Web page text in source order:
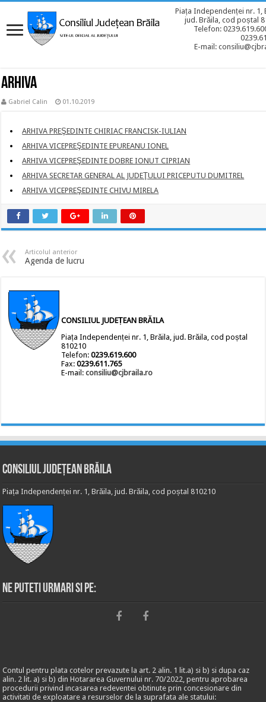
Piața Independenței nr. 1,
jud. Brăila, cod poștal
Telefon:
E-mail:
ARHIVA
Gabriel Calin 01.10.2019
ARHIVA PREŞEDINTE CHIRIAC FRANCISK-IULIAN
ARHIVA VICEPREŞEDINTE EPUREANU IONEL
ARHIVA VICEPREŞEDINTE DOBRE IONUT CIPRIAN
ARHIVA SECRETAR GENERAL AL JUDEŢULUI PRICEPUTU DUMITREL
ARHIVA VICEPREŞEDINTE CHIVU MIRELA
Articolul anterior
Agenda de lucru
CONSILIUL JUDEȚEAN BRĂILA
Piața Independenței nr. 1, Brăila, jud. Brăila, cod poștal
810210
Telefon:0239.619.600
Fax:0239.611.765
E-mail:consiliu@cjbraila.ro
Consiliul Județean Brăila
Piața Independenței nr. 1, Brăila, jud. Brăila, cod poștal 810210
Ne puteti urmari si pe:
Contul pentru plata cotelor prevazute la art. 2 alin. 1 lit.a) si b) si dupa caz
alin. 2 lit. a) si b) din Hotararea Guvernului nr. 70/2022, pentru aprobarea
procedurii privind incasarea redeventei obtinute prin concesionare din
activitati de exploatare a resurselor de la suprafata ale statului: